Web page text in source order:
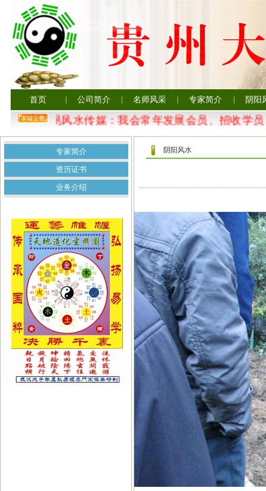
首页 公司简介 名师风采 专家简介 阴阳
贵州大易风水传媒：我会常年发展会员、招收学
专家简介
资历证书
业务介绍
阴阳风水